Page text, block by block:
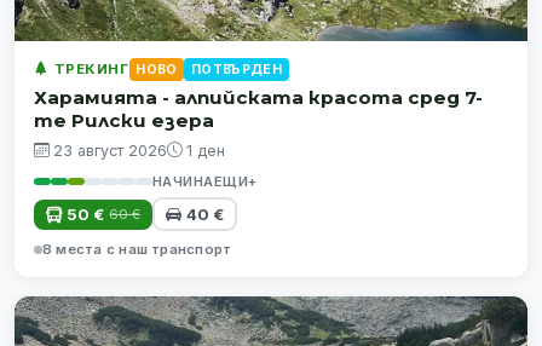
ТРЕКИНГ НОВО ПОТВЪРДЕН
Харамията - алпийската красота сред 7-
те Рилски езера
23 август 2026 1 ден
НАЧИНАЕЩИ+
50 € 60 € 40 €
8 места с наш транспорт